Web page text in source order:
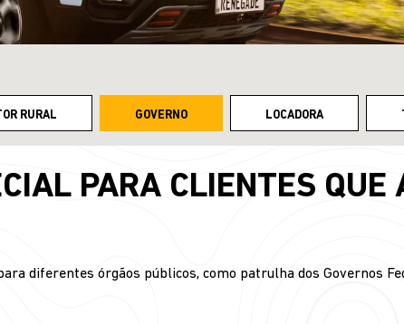
RURAL GOVERNO LOCADORA
PARA CLIENTES QUE
diferentes órgãos públicos, como patrulha dos Governos